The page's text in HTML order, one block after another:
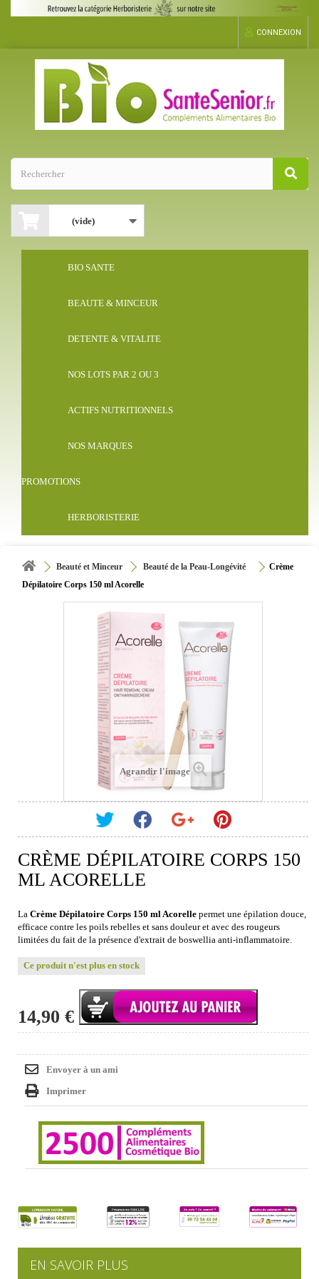
CONNEXION
(vide)
BIO SANTE
BEAUTE & MINCEUR
DETENTE & VITALITE
NOS LOTS PAR 2 OU 3
ACTIFS NUTRITIONNELS
NOS MARQUES
PROMOTIONS
HERBORISTERIE
Beauté et Minceur Beauté de la Peau-Longévité
Crème
Dépilatoire Corps 150 ml Acorelle
Agrandir l'image
CRÈME DÉPILATOIRE CORPS 150
ML ACORELLE
La Crème Dépilatoire Corps 150 ml Acorelle permet une épilation douce,
efficace contre les poils rebelles et sans douleur et avec des rougeurs
limitées du fait de la présence d'extrait de boswellia anti-inflammatoire.
Ce produit n'est plus en stock
14,90 €
Envoyer à un ami
Imprimer
EN SAVOIR PLUS